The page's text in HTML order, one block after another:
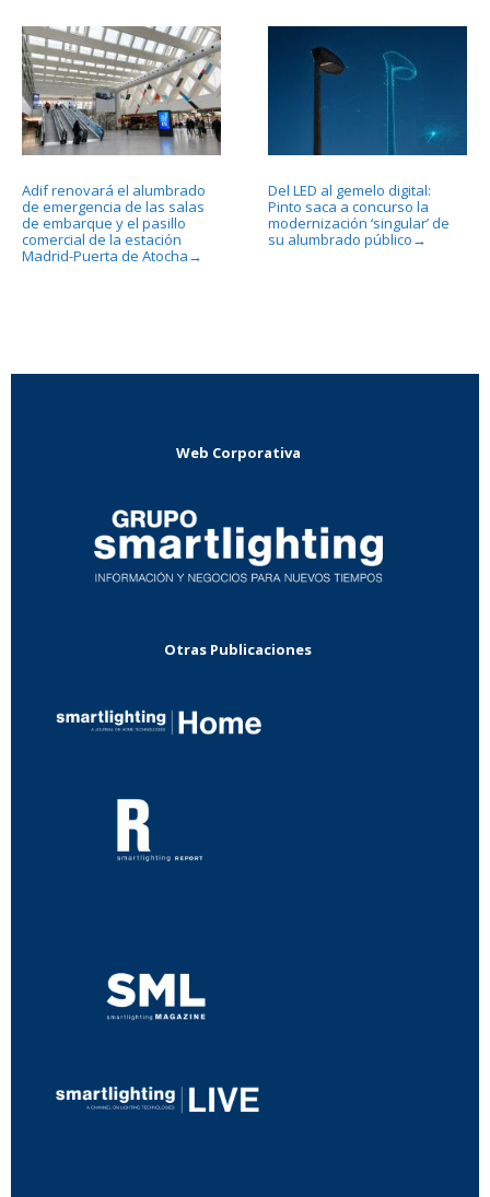
Adif renovará el alumbrado
de emergencia de las salas
de embarque y el pasillo
comercial de la estación
Madrid-Puerta de Atocha →
Del LED al gemelo digital:
Pinto saca a concurso la
modernización ‘singular’ de
su alumbrado público →
Web Corporativa
Otras Publicaciones